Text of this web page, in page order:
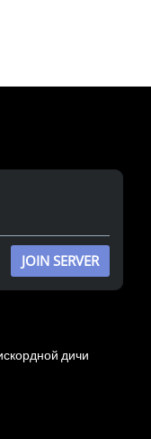
JOIN SERVER
дичи